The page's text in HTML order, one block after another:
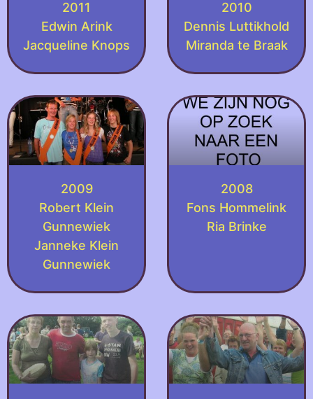
2011
Edwin Arink
Jacqueline Knops
2010
Dennis Luttikhold
Miranda te Braak
2009
Robert Klein
Gunnewiek
Janneke Klein
Gunnewiek
2008
Fons Hommelink
Ria Brinke